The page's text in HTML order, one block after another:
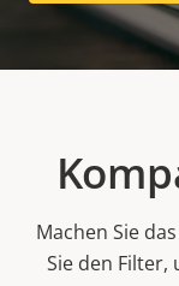
Machen Sie
Sie den